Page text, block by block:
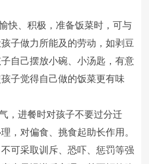
、积极，准备饭菜时，可与
子做力所能及的劳动，如剥豆
自己摆放小碗、小汤匙，有意
子觉得自己做的饭菜更有味
进餐时对孩子不要过分迁
，对偏食、挑食起助长作用。
可采取训斥、恐吓、惩罚等强